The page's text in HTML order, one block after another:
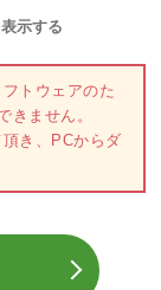
示する
トウェアのた
きません。
き、PCからダ